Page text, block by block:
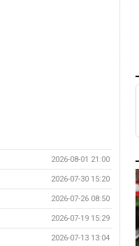
2026-08-01 21:00
2026-07-30 15:20
2026-07-26 08:50
2026-07-19 15:29
2026-07-13 13:04